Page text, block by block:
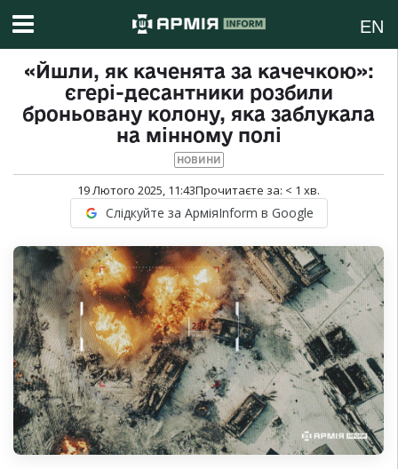
EN
«Йшли, як каченята за качечкою»:
єгері-десантники розбили
броньовану колону, яка заблукала
на мінному полі
НОВИНИ
19 Лютого 2025, 11:43Прочитаєте за: < 1 хв.
Слідкуйте за АрміяInform в Google